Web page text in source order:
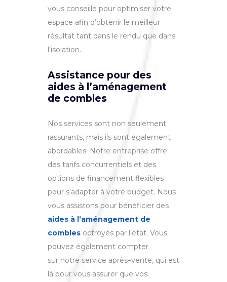
vous conseille pour optimiser votre
espace afin d’obtenir le meilleur
résultat tant dans le rendu que dans
l’isolation.
Assistance pour des
aides à l’aménagement
de combles
Nos services sont non seulement
rassurants, mais ils sont également
abordables. Notre entreprise offre
des tarifs concurrentiels et des
options de financement flexibles
pour s‘adapter à votre budget. Nous
vous assistons pour bénéficier des
aides à l’aménagement de
combles octroyés par l’état. Vous
pouvez également compter
sur notre service après–vente, qui est
là pour vous assurer que vos